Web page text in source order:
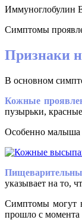
Иммуноглобулин
Симптомы
Признаки
В основном
Кожные
пузырьки,
Особенно малыша
указывает на то,
Симптомы могут
прошло с момента